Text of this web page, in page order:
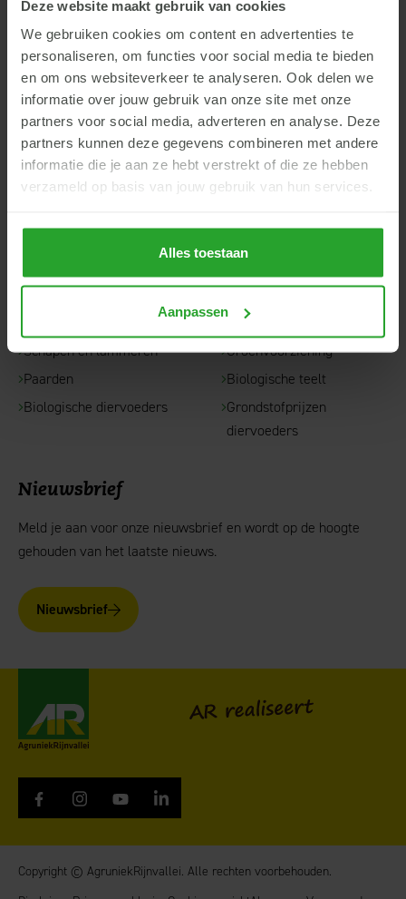
Deze website maakt gebruik van cookies
We gebruiken cookies om content en advertenties te
personaliseren, om functies voor social media te bieden
en om ons websiteverkeer te analyseren. Ook delen we
informatie over jouw gebruik van onze site met onze
partners voor social media, adverteren en analyse. Deze
partners kunnen deze gegevens combineren met andere
informatie die je aan ze hebt verstrekt of die ze hebben
verzameld op basis van jouw gebruik van hun services.
Alles toestaan
Aanpassen
Hoofdkantoor
Rijnhaven 14
6702 DT Wageningen
info@argroep.nl
Contact
Schapen en lammeren
Paarden
Biologische diervoeders
Boomkwekerij
Groenvoorziening
Biologische teelt
Grondstofprijzen
diervoeders
Nieuwsbrief
Meld je aan voor onze nieuwsbrief en wordt op de hoogte
gehouden van het laatste nieuws.
Nieuwsbrief
AR realiseert
Copyright © AgruniekRijnvallei. Alle rechten voorbehouden.